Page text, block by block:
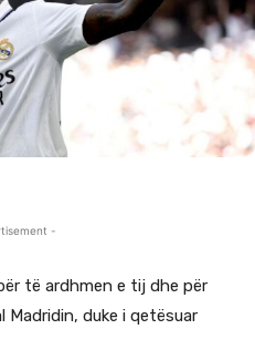
-
të ardhmen e tij dhe për
Madridin, duke i qetësuar